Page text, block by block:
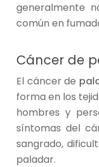
generalmente
común en
Cáncer de
El cáncer de
forma en los
hombres y
síntomas del
sangrado,
paladar.